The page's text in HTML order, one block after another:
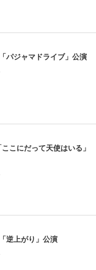
パジャマドライブ」公演
こにだって天使はいる」
逆上がり」公演